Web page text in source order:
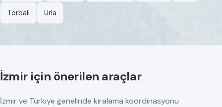
Torbalı Urla
İzmir için önerilen araçlar
İzmir ve Türkiye genelinde kiralama koordinasyonu